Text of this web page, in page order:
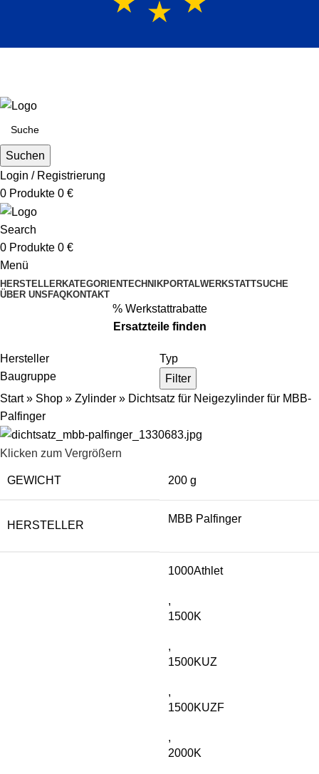
Suchen
Login / Registrierung
0 Produkte 0 €
Search
0 Produkte 0 €
Menü
HERSTELLERKATEGORIENTECHNIKPORTALWERKSTATTSUCHE
ÜBER UNS FAQKONTAKT
% Werkstattrabatte
Ersatzteile finden
Hersteller
Typ
Baugruppe
Filter
Start» Shop » Zylinder » Dichtsatz für Neigezylinder für MBB-
Palfinger
Klicken zum Vergrößern
GEWICHT 200 g
HERSTELLER
MBB Palfinger
1000Athlet
,
1500K
,
1500KUZ
,
1500KUZF
,
2000K